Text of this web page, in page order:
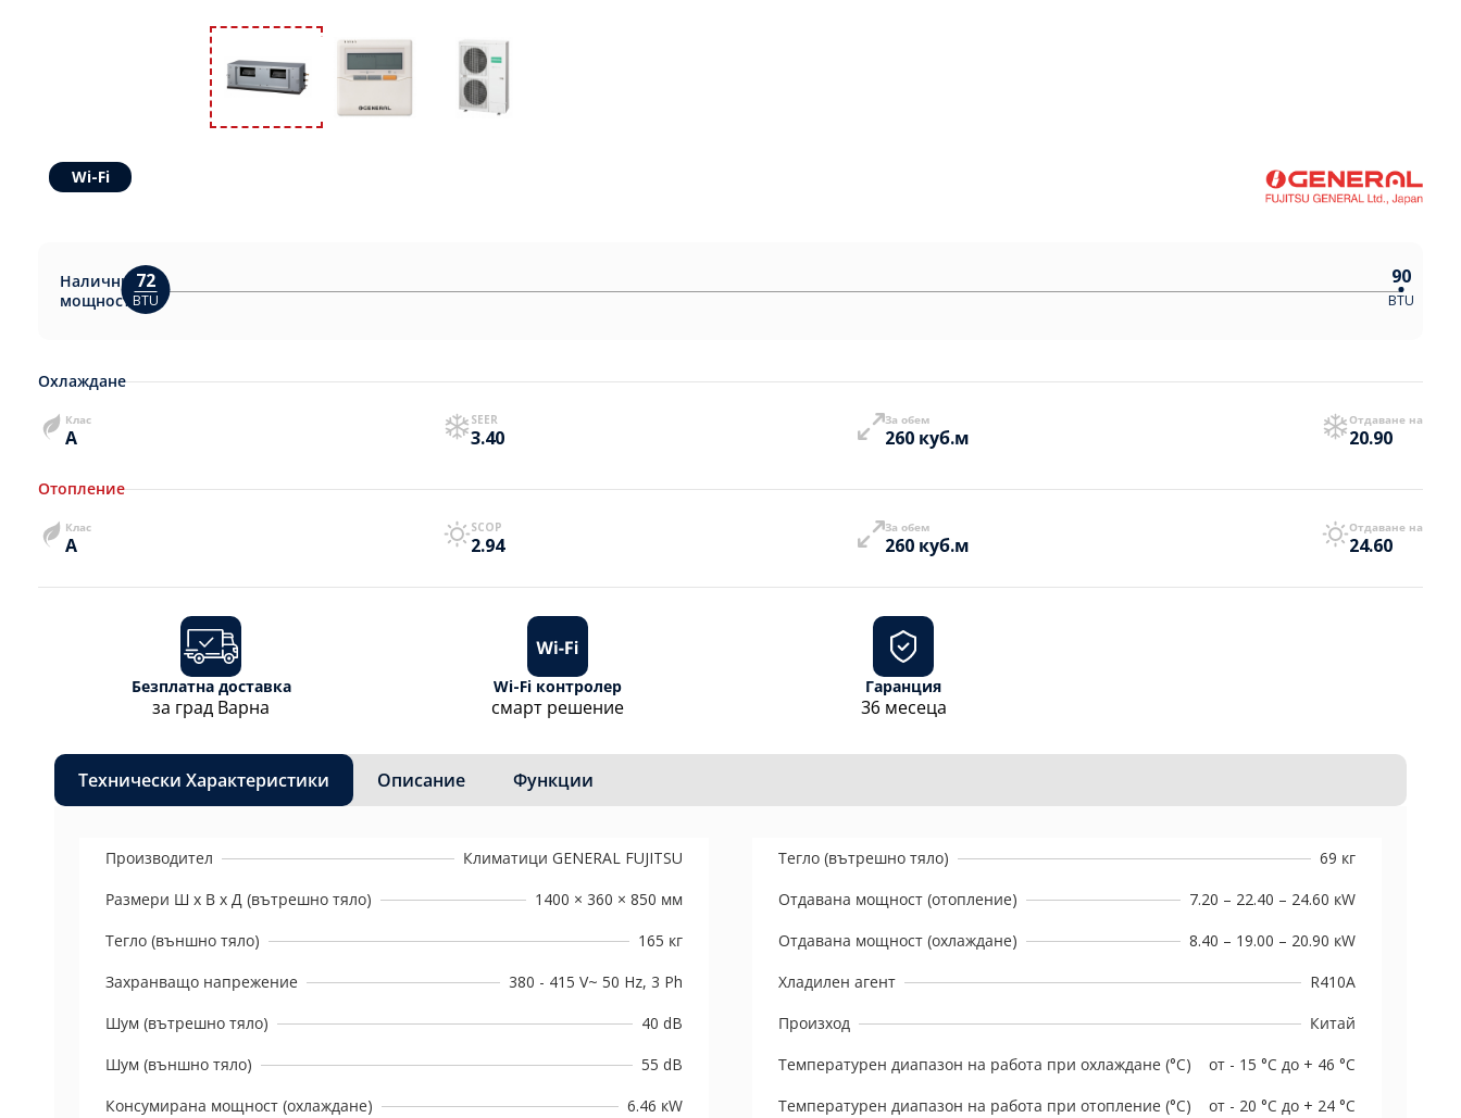
Wi-Fi
Налични
мощности:
72
BTU
90
BTU
Охлаждане
Клас
A
SEER
3.40
За обем
260 куб.м
Отдаване на
20.90
Отопление
Клас
A
SCOP
2.94
За обем
260 куб.м
Отдаване на
24.60
Безплатна доставка
за град Варна
Wi-Fi контролер
смарт решение
Гаранция
36 месеца
Технически Характеристики Описание Функции
Производител
Климатици GENERAL FUJITSU
Размери Ш х В х Д (вътрешно тяло)
1400 × 360 × 850 мм
Тегло (външно тяло)
165 кг
Захранващо напрежение
380 - 415 V~ 50 Hz, 3 Ph
Шум (вътрешно тяло)
40 dB
Шум (външно тяло)
55 dB
Консумирана мощност (охлаждане)
6.46 кW
Тегло (вътрешно тяло)
69 кг
Отдавана мощност (отопление)
7.20 – 22.40 – 24.60 кW
Отдавана мощност (охлаждане)
8.40 – 19.00 – 20.90 кW
Хладилен агент
R410A
Произход
Китай
Температурен диапазон на работа при охлаждане (°C)
от - 15 °C до + 46 °C
Температурен диапазон на работа при отопление (°C)
от - 20 °C до + 24 °C